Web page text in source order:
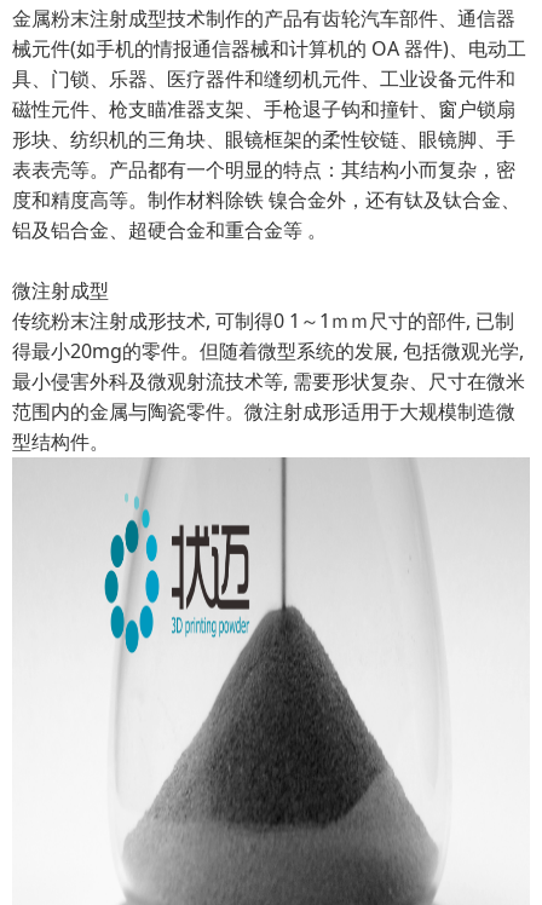
金属粉末注射成型技术制作的产品有齿轮汽车部件、通信器
械元件(如手机的情报通信器械和计算机的 OA 器件)、电动工
具、门锁、乐器、医疗器件和缝纫机元件、工业设备元件和
磁性元件、枪支瞄准器支架、手枪退子钩和撞针、窗户锁扇
形块、纺织机的三角块、眼镜框架的柔性铰链、眼镜脚、手
表表壳等。产品都有一个明显的特点：其结构小而复杂，密
度和精度高等。制作材料除铁 镍合金外，还有钛及钛合金、
铝及铝合金、超硬合金和重合金等 。
微注射成型
传统粉末注射成形技术, 可制得0 1～1ｍｍ尺寸的部件, 已制
得最小20mg的零件。但随着微型系统的发展, 包括微观光学,
最小侵害外科及微观射流技术等, 需要形状复杂、尺寸在微米
范围内的金属与陶瓷零件。微注射成形适用于大规模制造微
型结构件。